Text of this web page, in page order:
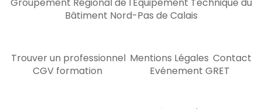
Groupement Régional de l'Équipement Technique du
Bâtiment Nord-Pas de Calais
Trouver un professionnel Mentions Légales Contact
CGV formation
Evénement GRET